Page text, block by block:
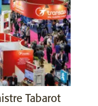
Tabarot